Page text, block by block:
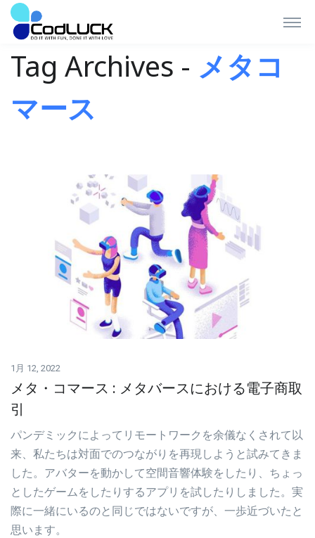
Tag Archives - メタコ
マース
1月 12, 2022
メタ・コマース : メタバースにおける電子商取
引
パンデミックによってリモートワークを余儀なくされて以
来、私たちは対面でのつながりを再現しようと試みてきま
した。アバターを動かして空間音響体験をしたり、ちょっ
としたゲームをしたりするアプリを試したりしました。実
際に一緒にいるのと同じではないですが、一歩近づいたと
思います。